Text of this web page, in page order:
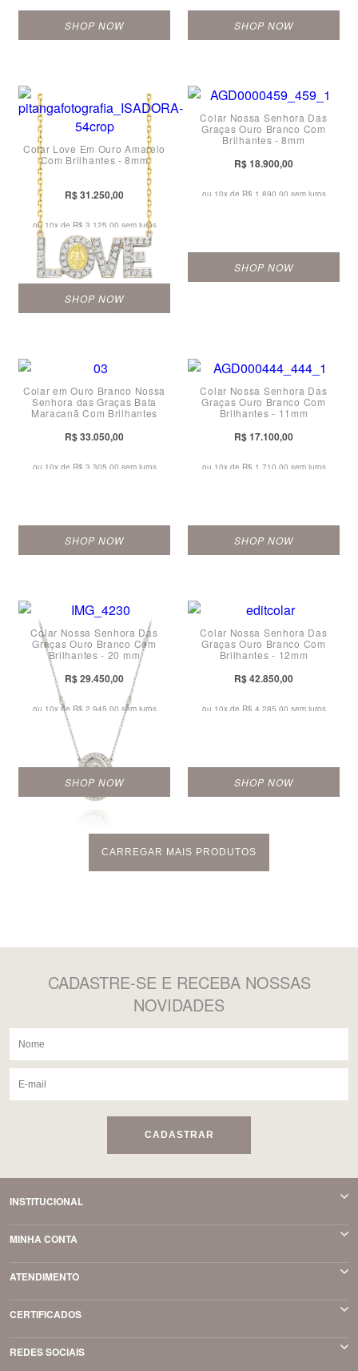
SHOP NOW SHOP NOW
Colar Love Em Ouro Amarelo
Com Brilhantes - 8mm
R$ 31.250,00
ou 10x de R$ 3.125,00 sem juros
SHOP NOW
Colar Nossa Senhora Das
Graças Ouro Branco Com
Brilhantes - 8mm
R$ 18.900,00
ou 10x de R$ 1.890,00 sem juros
SHOP NOW
Colar em Ouro Branco Nossa
Senhora das Graças Bata
Maracanã Com Brilhantes
R$ 33.050,00
ou 10x de R$ 3.305,00 sem juros
SHOP NOW
Colar Nossa Senhora Das
Graças Ouro Branco Com
Brilhantes - 11mm
R$ 17.100,00
ou 10x de R$ 1.710,00 sem juros
SHOP NOW
Colar Nossa Senhora Das
Graças Ouro Branco Com
Brilhantes - 20 mm
R$ 29.450,00
ou 10x de R$ 2.945,00 sem juros
SHOP NOW
Colar Nossa Senhora Das
Graças Ouro Branco Com
Brilhantes - 12mm
R$ 42.850,00
ou 10x de R$ 4.285,00 sem juros
SHOP NOW
CARREGAR MAIS PRODUTOS
CADASTRE-SE E RECEBA NOSSAS
NOVIDADES
CADASTRAR
INSTITUCIONAL
MINHA CONTA
ATENDIMENTO
CERTIFICADOS
REDES SOCIAIS